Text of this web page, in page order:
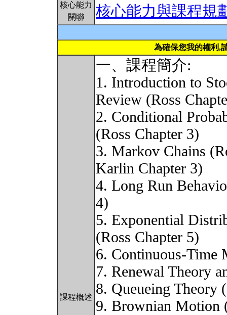
核心能力
關聯
核心能力與課程規
為確保您我的權利,
課程概述
一、課程簡介:
1. Introduction to
Review (Ross
2. Conditional
(Ross Chapter 3)
3. Markov Chains
Karlin Chapter 3)
4. Long Run
4)
5. Exponential
(Ross Chapter 5)
6. Continuous-Time
7. Renewal Theory
8. Queueing Theory
9. Brownian Motion